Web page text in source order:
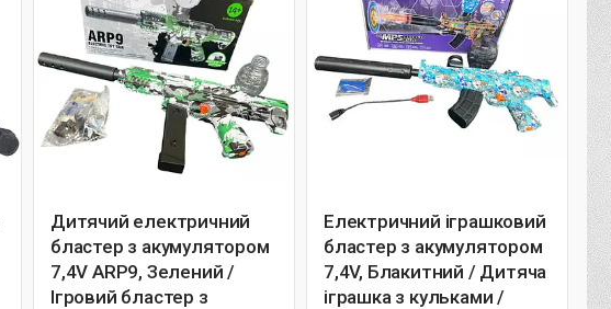
Дитячий електричний
бластер з акумулятором
7,4V ARP9, Зелений /
Ігровий бластер з
Електричний іграшковий
бластер з акумулятором
7,4V, Блакитний / Дитяча
іграшка з кульками /